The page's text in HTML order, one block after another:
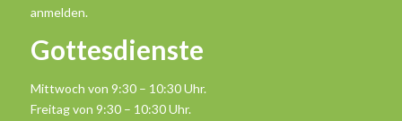
anmelden.
Gottesdienste
Mittwoch von 9:30 – 10:30 Uhr.
Freitag von 9:30 – 10:30 Uhr.